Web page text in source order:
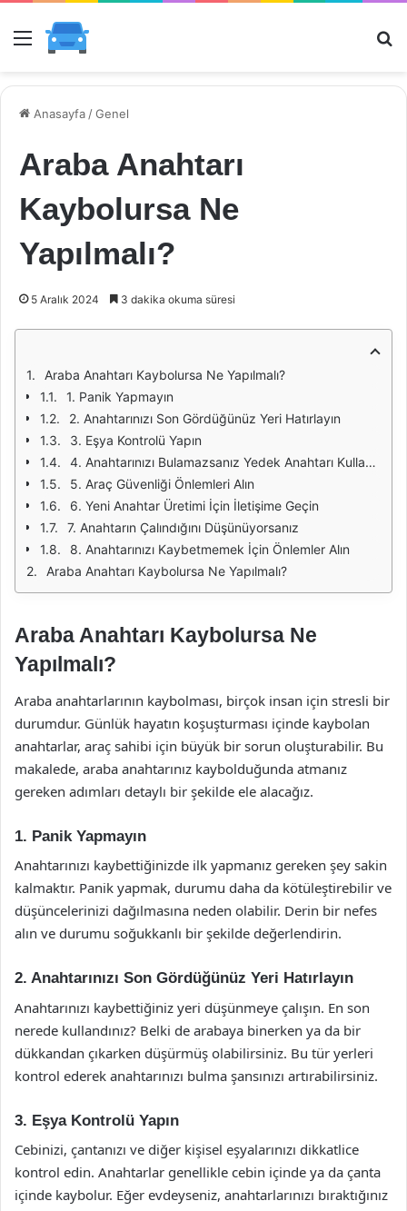
Menü
Anasayfa /Genel
Araba Anahtarı
Kaybolursa Ne
Yapılmalı?
5 Aralık 2024 3 dakika okuma süresi
Araba Anahtarı Kaybolursa Ne Yapılmalı?
1. Panik Yapmayın
2. Anahtarınızı Son Gördüğünüz Yeri Hatırlayın
3. Eşya Kontrolü Yapın
4. Anahtarınızı Bulamazsanız Yedek Anahtarı Kullanın
5. Araç Güvenliği Önlemleri Alın
6. Yeni Anahtar Üretimi İçin İletişime Geçin
7. Anahtarın Çalındığını Düşünüyorsanız
8. Anahtarınızı Kaybetmemek İçin Önlemler Alın
Araba Anahtarı Kaybolursa Ne Yapılmalı?
Araba Anahtarı Kaybolursa Ne
Yapılmalı?
Araba anahtarlarının kaybolması, birçok insan için stresli bir
durumdur. Günlük hayatın koşuşturması içinde kaybolan
anahtarlar, araç sahibi için büyük bir sorun oluşturabilir. Bu
makalede, araba anahtarınız kaybolduğunda atmanız
gereken adımları detaylı bir şekilde ele alacağız.
1. Panik Yapmayın
Anahtarınızı kaybettiğinizde ilk yapmanız gereken şey sakin
kalmaktır. Panik yapmak, durumu daha da kötüleştirebilir ve
düşüncelerinizi dağılmasına neden olabilir. Derin bir nefes
alın ve durumu soğukkanlı bir şekilde değerlendirin.
2. Anahtarınızı Son Gördüğünüz Yeri Hatırlayın
Anahtarınızı kaybettiğiniz yeri düşünmeye çalışın. En son
nerede kullandınız? Belki de arabaya binerken ya da bir
dükkandan çıkarken düşürmüş olabilirsiniz. Bu tür yerleri
kontrol ederek anahtarınızı bulma şansınızı artırabilirsiniz.
3. Eşya Kontrolü Yapın
Cebinizi, çantanızı ve diğer kişisel eşyalarınızı dikkatlice
kontrol edin. Anahtarlar genellikle cebin içinde ya da çanta
içinde kaybolur. Eğer evdeyseniz, anahtarlarınızı bıraktığınız